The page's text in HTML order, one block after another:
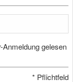
Anmeldung gelesen
* Pflichtfeld